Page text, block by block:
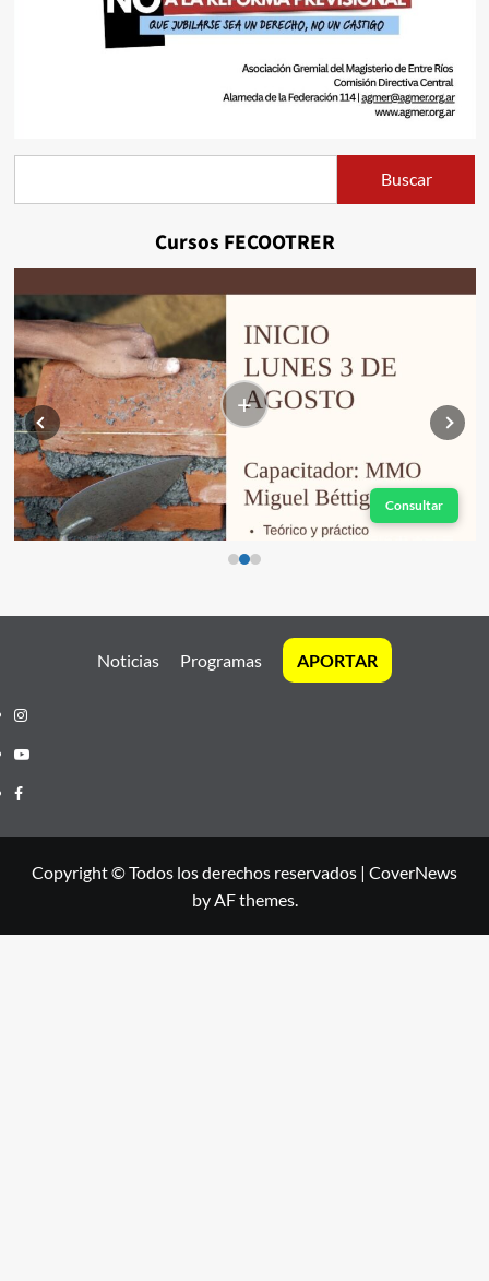
Buscar
Cursos FECOOTRER
+
Consultar
Noticias Programas APORTAR
Instagram
Youtube
Facebook
Copyright © Todos los derechos reservados | CoverNews
by AF themes.